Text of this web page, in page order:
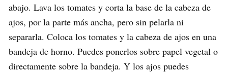
abajo. Lava los tomates y corta la base de la cabeza de
ajos, por la parte más ancha, pero sin pelarla ni
separarla. Coloca los tomates y la cabeza de ajos en una
bandeja de horno. Puedes ponerlos sobre papel vegetal o
directamente sobre la bandeja. Y los ajos puedes